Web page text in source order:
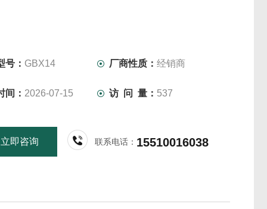
号： GBX14 厂商性质：经销商
间： 2026-07-15 访 问 量： 537
立即咨询 联系电话： 15510016038